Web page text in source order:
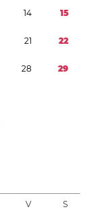
14 15
21 22
28 29
V S